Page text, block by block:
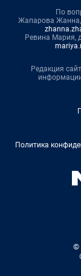
По
Жапарова Жанна,
Ревина Мария,
Редакция
Политика
©